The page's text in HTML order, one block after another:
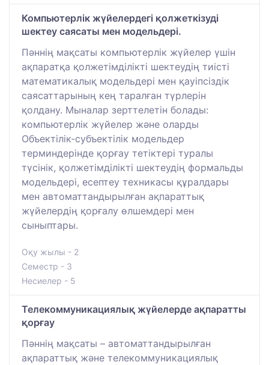
Компьютерлік жүйелердегі қолжеткізуді
шектеу саясаты мен модельдері.
Пәннің мақсаты компьютерлік жүйелер үшін
ақпаратқа қолжетімділікті шектеудің тиісті
математикалық модельдері мен қауіпсіздік
саясаттарының кең таралған түрлерін
қолдану. Мыналар зерттелетін болады:
компьютерлік жүйелер және оларды
Объектілік-субъектілік модельдер
терминдерінде қорғау тетіктері туралы
түсінік, қолжетімділікті шектеудің формальды
модельдері, есептеу техникасы құралдары
мен автоматтандырылған ақпараттық
жүйелердің қорғалу өлшемдері мен
сыныптары.
Оқу жылы - 2
Семестр - 3
Несиелер - 5
Телекоммуникациялық жүйелерде ақпаратты
қорғау
Пәннің мақсаты – автоматтандырылған
ақпараттық және телекоммуникациялық